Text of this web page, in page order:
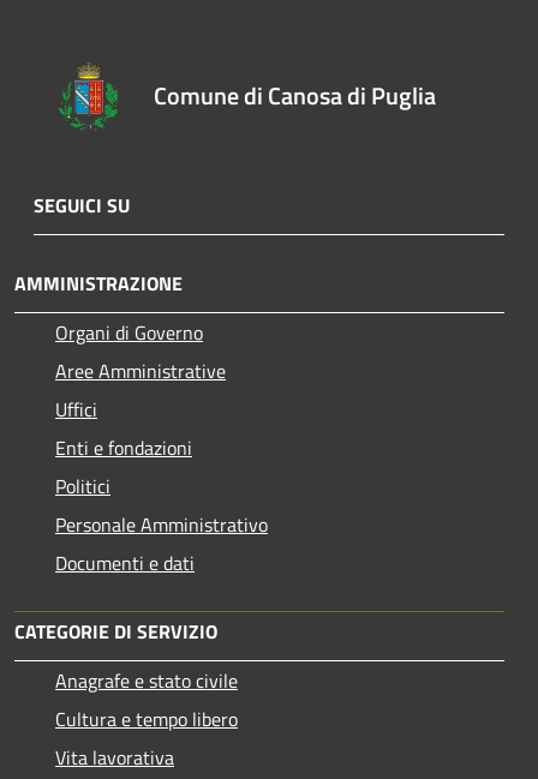
Comune di Canosa di Puglia
SEGUICI SU
AMMINISTRAZIONE
Organi di Governo
Aree Amministrative
Uffici
Enti e fondazioni
Politici
Personale Amministrativo
Documenti e dati
CATEGORIE DI SERVIZIO
Anagrafe e stato civile
Cultura e tempo libero
Vita lavorativa